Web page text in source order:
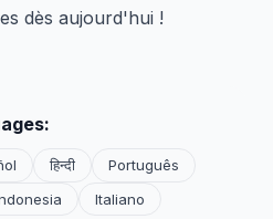
dès aujourd'hui !
हिन्दी
Português
Italiano